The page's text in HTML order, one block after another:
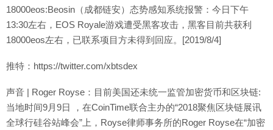
18000eos:Beosin（成都链安）态势感知系统报警：今日下午
13:30左右，EOS Royale游戏遭受黑客攻击，黑客目前共获利
18000eos左右，已联系项目方未得到回应。[2019/8/4]
推特：https://twitter.com/xbtsdex
声音 | Roger Royse：目前美国还未统一监管加密货币和区块链:
当地时间9月9日 ，在CoinTime联合主办的“2018聚焦区块链展讯
全球行硅谷站峰会”上，Royse律师事务所的Roger Royse在“加密